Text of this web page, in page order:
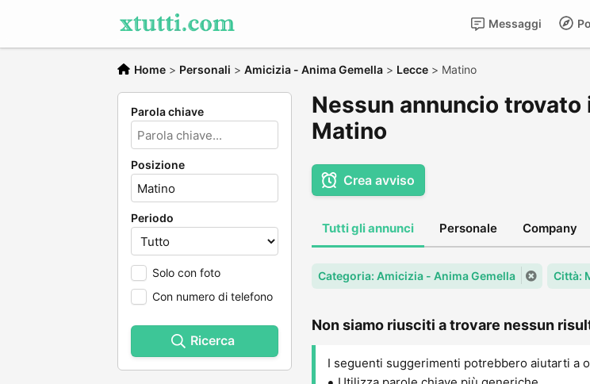
Messaggi
Home > Personali > Amicizia - Anima Gemella > Lecce > Matino
Parola chiave
Posizione
Periodo
Solo con foto
Con numero di telefono
Ricerca
Nessun annuncio
Matino
Crea avviso
Tutti gli annunci Personale Company
Categoria: Amicizia - Anima Gemella Città:
Non siamo riusciti a trovare nessun
I seguenti suggerimenti potrebbero aiutarti a